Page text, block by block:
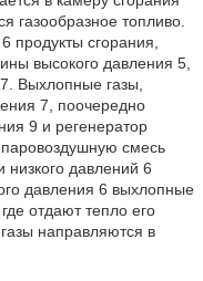
газообразное топливо.
продукты сгорания,
высокого давления 5,
Выхлопные газы,
7, поочередно
9 и регенератор
паровоздушную смесь
низкого давлений 6
давления 6 выхлопные
отдают тепло его
направляются в